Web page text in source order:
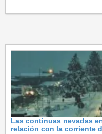
Las continuas nevadas
relación con la corriente